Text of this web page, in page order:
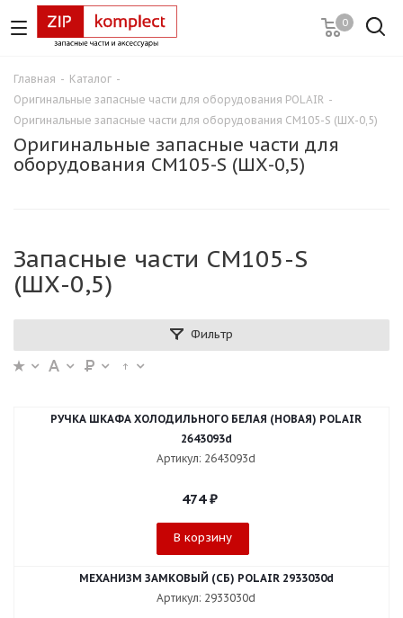
0
Главная - Каталог -
Оригинальные запасные части для оборудования POLAIR -
Оригинальные запасные части для оборудования CM105-S (ШХ-0,5)
Оригинальные запасные части для
оборудования CM105-S (ШХ-0,5)
Запасные части CM105-S
(ШХ-0,5)
Фильтр
РУЧКА ШКАФА ХОЛОДИЛЬНОГО БЕЛАЯ (НОВАЯ) POLAIR
2643093d
Артикул: 2643093d
474₽
В корзину
МЕХАНИЗМ ЗАМКОВЫЙ (СБ) POLAIR 2933030d
Артикул: 2933030d